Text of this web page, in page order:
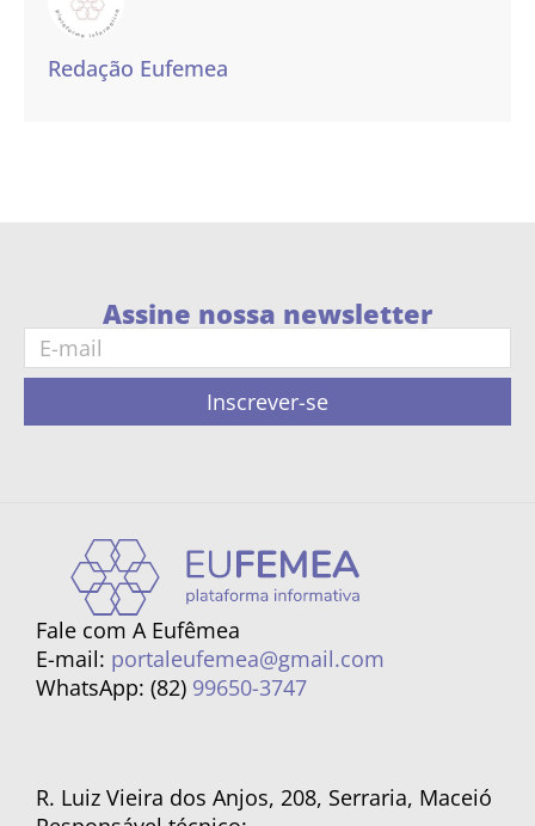
Redação Eufemea
Assine nossa newsletter
Inscrever-se
Fale com A Eufêmea
E-mail: portaleufemea@gmail.com
WhatsApp: (82) 99650-3747
R. Luiz Vieira dos Anjos, 208, Serraria, Maceió